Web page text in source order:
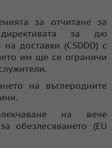
за отчитане за
директивата за дю
доставки (CSDDD) с
им ще се ограничи
на въглеродните
на вече
обезлесяването (EU